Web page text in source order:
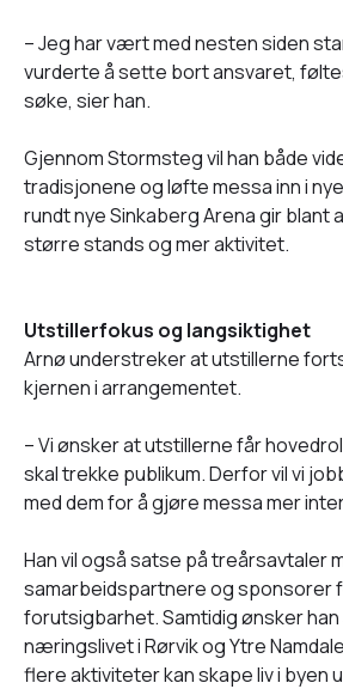
– Jeg har vært med nesten siden
vurderte å sette bort ansvaret,
søke, sier han.
Gjennom Stormsteg vil han både
tradisjonene og løfte messa inn i
rundt nye Sinkaberg Arena gir blant
større stands og mer aktivitet.
Utstillerfokus og langsiktighet
Arnø understreker at utstillerne
kjernen i arrangementet.
– Vi ønsker at utstillerne får
skal trekke publikum. Derfor vil vi
med dem for å gjøre messa mer
Han vil også satse på treårsavtaler
samarbeidspartnere og sponsorer
forutsigbarhet. Samtidig ønsker han
næringslivet i Rørvik og Ytre
flere aktiviteter kan skape liv i byen